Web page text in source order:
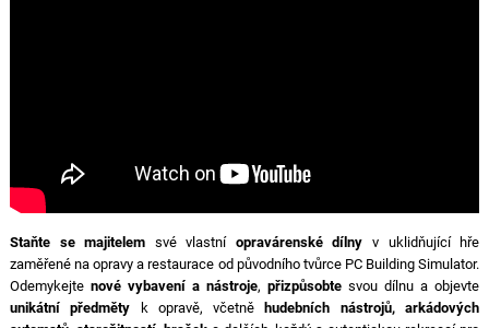
Staňte se majitelem své vlastní opravárenské dílny v uklidňující hře
zaměřené na opravy a restaurace od původního tvůrce PC Building Simulator.
Odemykejte nové vybavení a nástroje,přizpůsobte svou dílnu a objevte
unikátní předměty k opravě, včetněhudebních nástrojů, arkádových